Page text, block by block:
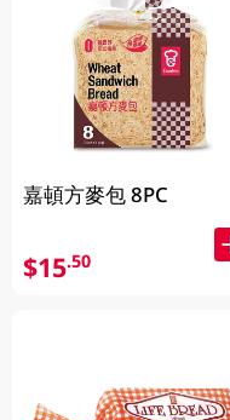
嘉頓方麥包 8PC
$15.50